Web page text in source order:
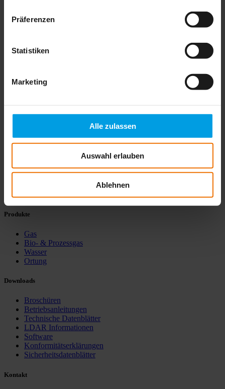
Präferenzen
Statistiken
Marketing
Alle zulassen
Auswahl erlauben
Ablehnen
Wissen, das nicht versickert. Der
Erhalten Sie unseren kostenlosen Newsletter mit Praxistipps,
Hermann Sewerin GmbH
+ 49 5241 934 0
Produkte
Gas
Bio- & Prozessgas
Wasser
Ortung
Downloads
Broschüren
Betriebsanleitungen
Technische Datenblätter
LDAR Informationen
Software
Konformitätserklärungen
Sicherheitsdatenblätter
Kontakt